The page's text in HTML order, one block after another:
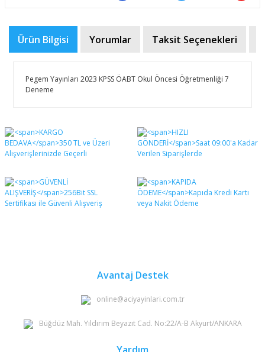
Ürün Bilgisi Yorumlar Taksit Seçenekleri
Pegem Yayınları 2023 KPSS ÖABT Okul Öncesi Öğretmenliği 7
Deneme
Bu ürüne ilk yorumu siz yapın!
Yorum Yaz
Bu ürünün fiyat bilgisi, resim, ürün açıklamalarında ve
diğer konularda yetersiz gördüğünüz noktaları öneri
formunu kullanarak tarafımıza iletebilirsiniz.
Görüş ve önerileriniz için teşekkür ederiz.
Ürün resmi kalitesiz, bozuk veya görüntülenemiyor.
Ürün açıklamasında eksik bilgiler bulunuyor.
Avantaj Destek
online@aciyayinlari.com.tr
Büğdüz Mah. Yıldırım Beyazıt Cad. No:22/A-B Akyurt/ANKARA